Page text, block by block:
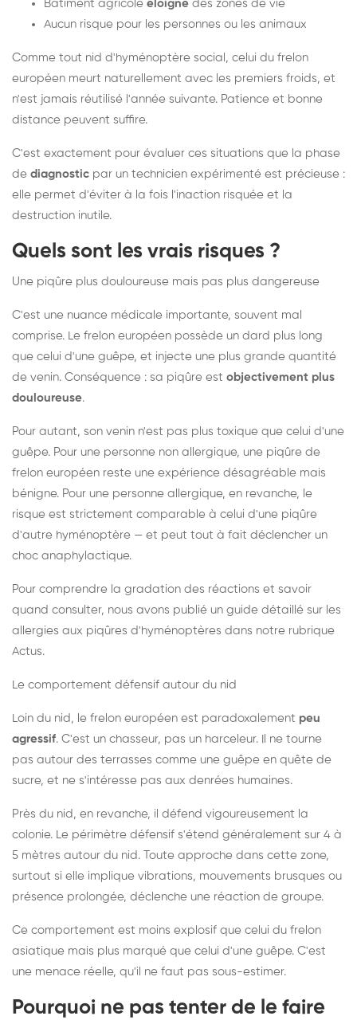
Bâtiment agricole éloigné des zones de vie
Aucun risque pour les personnes ou les animaux
Comme tout nid d'hyménoptère social, celui du frelon
européen meurt naturellement avec les premiers froids, et
n'est jamais réutilisé l'année suivante. Patience et bonne
distance peuvent suffire.
C'est exactement pour évaluer ces situations que la phase
de diagnostic par un technicien expérimenté est précieuse :
elle permet d'éviter à la fois l'inaction risquée et la
destruction inutile.
Quels sont les vrais risques ?
Une piqûre plus douloureuse mais pas plus dangereuse
C'est une nuance médicale importante, souvent mal
comprise. Le frelon européen possède un dard plus long
que celui d'une guêpe, et injecte une plus grande quantité
de venin. Conséquence : sa piqûre est objectivement plus
douloureuse.
Pour autant, son venin n'est pas plus toxique que celui d'une
guêpe. Pour une personne non allergique, une piqûre de
frelon européen reste une expérience désagréable mais
bénigne. Pour une personne allergique, en revanche, le
risque est strictement comparable à celui d'une piqûre
d'autre hyménoptère — et peut tout à fait déclencher un
choc anaphylactique.
Pour comprendre la gradation des réactions et savoir
quand consulter, nous avons publié un guide détaillé sur les
allergies aux piqûres d'hyménoptères dans notre rubrique
Actus.
Le comportement défensif autour du nid
Loin du nid, le frelon européen est paradoxalement peu
agressif. C'est un chasseur, pas un harceleur. Il ne tourne
pas autour des terrasses comme une guêpe en quête de
sucre, et ne s'intéresse pas aux denrées humaines.
Près du nid, en revanche, il défend vigoureusement la
colonie. Le périmètre défensif s'étend généralement sur 4 à
5 mètres autour du nid. Toute approche dans cette zone,
surtout si elle implique vibrations, mouvements brusques ou
présence prolongée, déclenche une réaction de groupe.
Ce comportement est moins explosif que celui du frelon
asiatique mais plus marqué que celui d'une guêpe. C'est
une menace réelle, qu'il ne faut pas sous-estimer.
Pourquoi ne pas tenter de le faire